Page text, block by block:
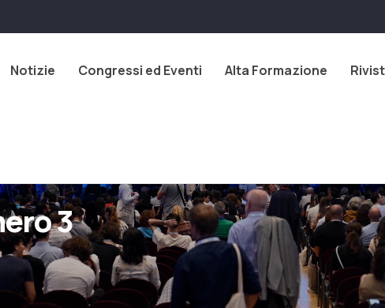
Notizie Congressi ed Eventi Alta Formazione
3